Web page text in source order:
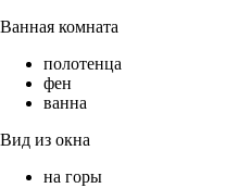
Ванная комната
полотенца
фен
ванна
Вид из окна
на горы